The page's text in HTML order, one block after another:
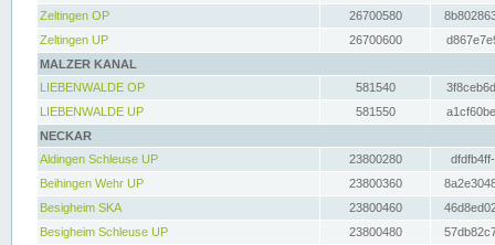
Zeltingen OP
26700580
Zeltingen UP
26700600
MALZER KANAL
LIEBENWALDE OP
581540
LIEBENWALDE UP
581550
NECKAR
Aldingen Schleuse UP
23800280
Beihingen Wehr UP
23800360
Besigheim SKA
23800460
Besigheim Schleuse UP
23800480